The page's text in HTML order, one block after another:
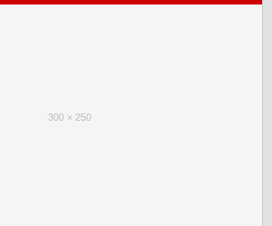
300 × 250